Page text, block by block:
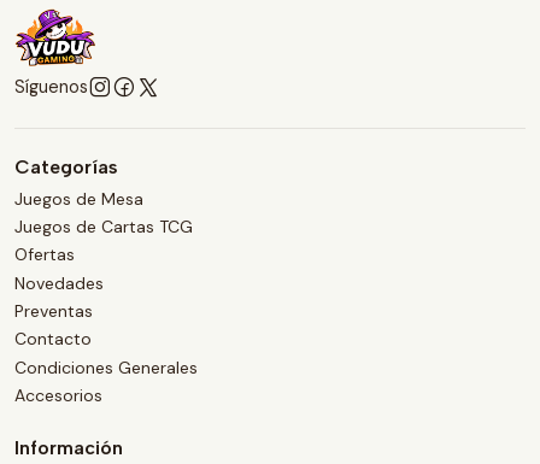
Síguenos
Categorías
Juegos de Mesa
Juegos de Cartas TCG
Ofertas
Novedades
Preventas
Contacto
Condiciones Generales
Accesorios
Información